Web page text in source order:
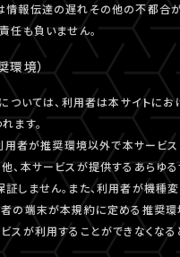
情報伝達の遅れその他の不都合
任も負いません。
環境）
ついては、利用者は本サイトにお
ます。
用者が推奨環境以外で本サービス
、本サービスが提供するあらゆ
しません。また、利用者が機種
者の端末が本規約に定める推奨
スが利用することができなくなる